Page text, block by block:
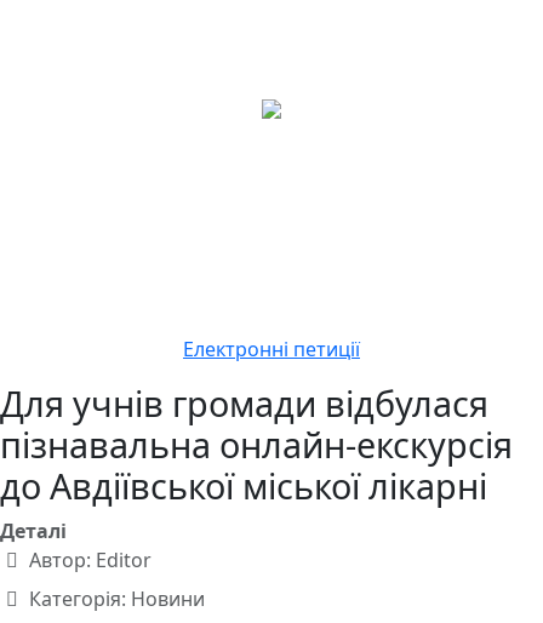
Електронні петиції
Для учнів громади відбулася
пізнавальна онлайн-екскурсія
до Авдіївської міської лікарні
Деталі
Автор: Editor
Категорія: Новини